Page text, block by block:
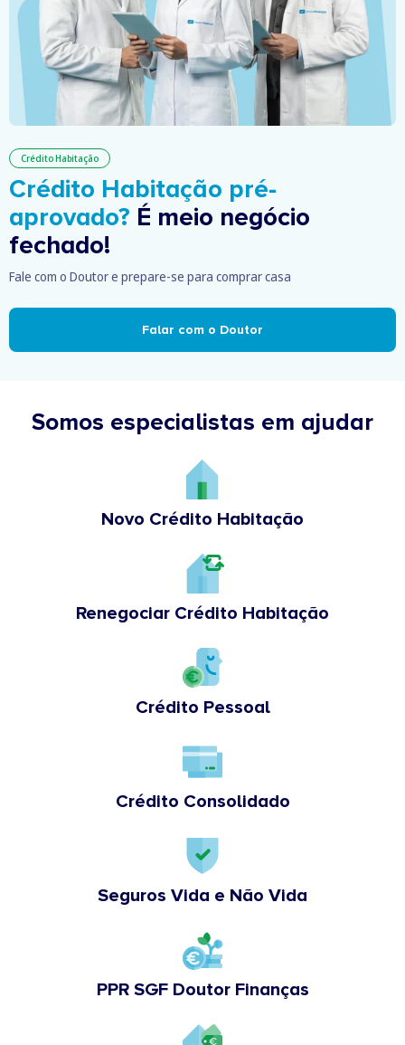
Crédito Habitação
Crédito Habitação pré-
aprovado? É meio negócio
fechado!
Fale com o Doutor e prepare-se para comprar casa
Falar com o Doutor
Somos especialistas em ajudar
Novo Crédito Habitação
Renegociar Crédito Habitação
Crédito Pessoal
Crédito Consolidado
Seguros Vida e Não Vida
PPR SGF Doutor Finanças